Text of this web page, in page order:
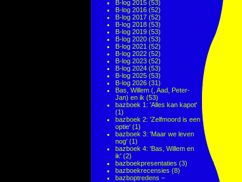
B-log 2015 (53)
B-log 2016 (52)
B-log 2017 (52)
B-log 2018 (53)
B-log 2019 (53)
B-log 2020 (53)
B-log 2021 (52)
B-log 2022 (52)
B-log 2023 (52)
B-log 2024 (53)
B-log 2025 (53)
B-log 2026 (31)
Bas, Willem (, Aad, Peter-
Jan) en ik (53)
bazboek 1: 'Alles kan kapot'
(1)
bazboek 2: 'Zelfmoord is een
optie' (1)
bazboek 3: 'Maar we leven
nog' (1)
bazboek 4: 'Bas, Willem en
ik' (2)
bazboekpresentaties (3)
bazboekrecensies (8)
bazboptredens –